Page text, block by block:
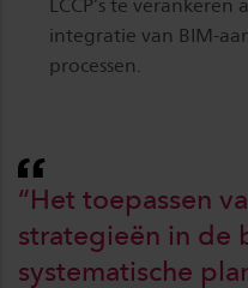
LCCP’s te
integratie van BIM-
processen.
“Het toepassen
strategieën in de
systematische